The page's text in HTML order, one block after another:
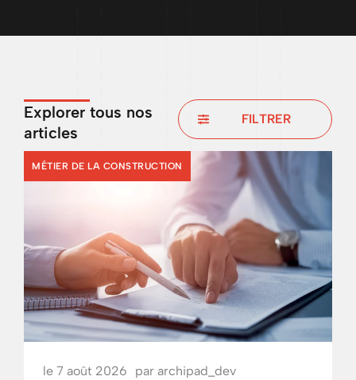
Explorer tous nos
articles
FILTRER
MÉTIER DE LA CONSTRUCTION
le 7 août 2026 par archipad_dev